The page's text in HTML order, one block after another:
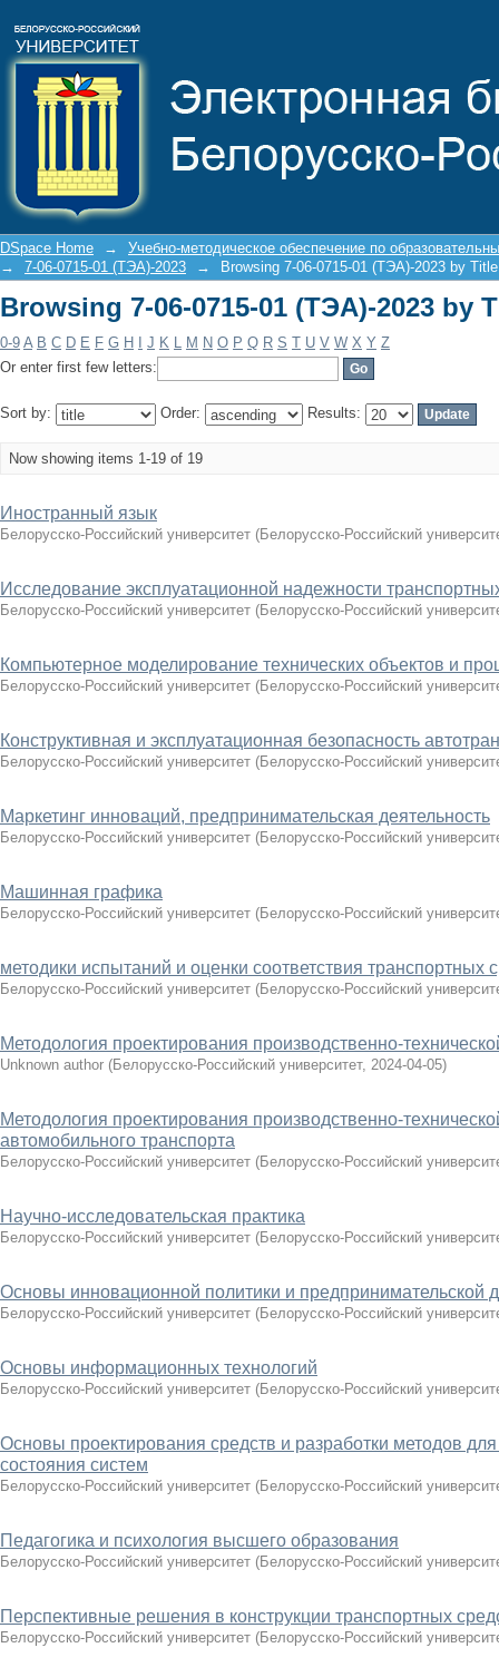
DSpace Home →
Учебно-методическое обеспечение по
→
7-06-0715-01 (ТЭА)-2023 → Browsing 7-06-0715-01 (ТЭА)-2023 by Title
Browsing 7-06-0715-01 (ТЭА)-2023 by
0-9 A B C D E F G H J K L M N O P Q R S T U V W X Y Z
Or enter first few letters:
Sort by: Order: Results:
Now showing items 1-19 of 19
Иностранный язык
Белорусско-Российский университет (Белорусско-Российский
Исследование эксплуатационной надежности
Белорусско-Российский университет (Белорусско-Российский
Компьютерное моделирование технических объектов и
Белорусско-Российский университет (Белорусско-Российский
Конструктивная и эксплуатационная безопасность
Белорусско-Российский университет (Белорусско-Российский
Маркетинг инноваций, предпринимательская деятельность
Белорусско-Российский университет (Белорусско-Российский
Машинная графика
Белорусско-Российский университет (Белорусско-Российский
методики испытаний и оценки соответствия транспортных
Белорусско-Российский университет (Белорусско-Российский
Методология проектирования производственно-
Unknown author (Белорусско-Российский университет, 2024-04-05)
Методология проектирования производственно-
автомобильного транспорта
Белорусско-Российский университет (Белорусско-Российский
Научно-исследовательская практика
Белорусско-Российский университет (Белорусско-Российский
Основы инновационной политики и предпринимательской
Белорусско-Российский университет (Белорусско-Российский
Основы информационных технологий
Белорусско-Российский университет (Белорусско-Российский
Основы проектирования средств и разработки методов
состояния систем
Белорусско-Российский университет (Белорусско-Российский
Педагогика и психология высшего образования
Белорусско-Российский университет (Белорусско-Российский
Перспективные решения в конструкции транспортных
Белорусско-Российский университет (Белорусско-Российский